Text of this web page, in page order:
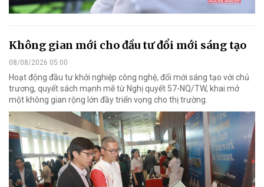
Không gian mới cho đầu tư đổi mới sáng tạo
08/08/2026 05:00
Hoạt động đầu tư khởi nghiệp công nghệ, đổi mới sáng tạo với chủ
trương, quyết sách mạnh mẽ từ Nghị quyết 57-NQ/TW, khai mở
một không gian rộng lớn đầy triển vọng cho thị trường.